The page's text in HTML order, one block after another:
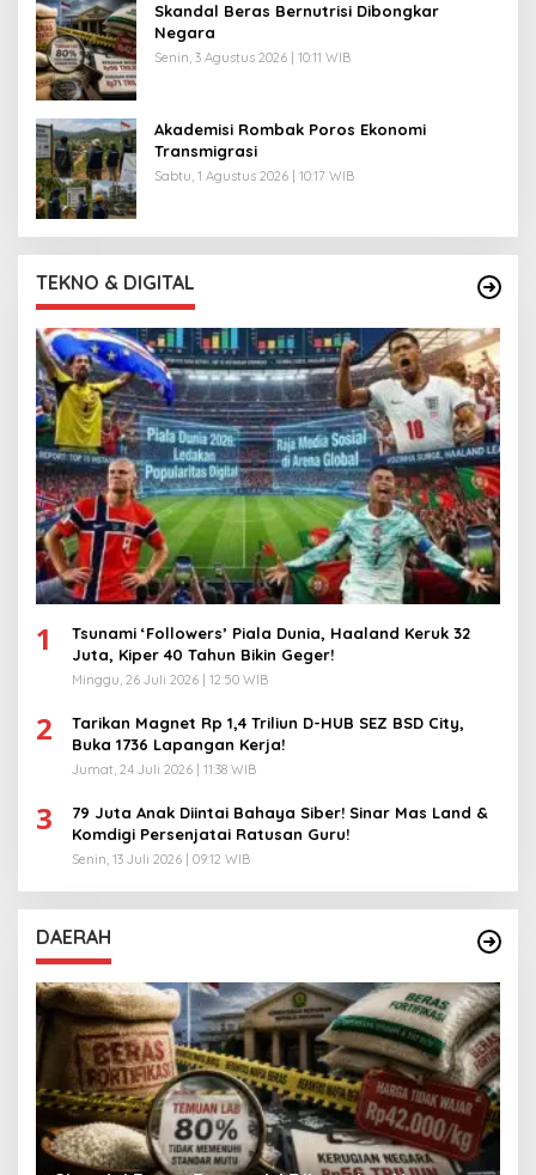
Skandal Beras Bernutrisi Dibongkar
Negara
Senin, 3 Agustus 2026 | 10:11 WIB
Akademisi Rombak Poros Ekonomi
Transmigrasi
Sabtu, 1 Agustus 2026 | 10:17 WIB
TEKNO & DIGITAL
1
Tsunami ‘Followers’ Piala Dunia, Haaland Keruk 32
Juta, Kiper 40 Tahun Bikin Geger!
Minggu, 26 Juli 2026 | 12:50 WIB
2
Tarikan Magnet Rp 1,4 Triliun D-HUB SEZ BSD City,
Buka 1736 Lapangan Kerja!
Jumat, 24 Juli 2026 | 11:38 WIB
3
79 Juta Anak Diintai Bahaya Siber! Sinar Mas Land &
Komdigi Persenjatai Ratusan Guru!
Senin, 13 Juli 2026 | 09:12 WIB
DAERAH